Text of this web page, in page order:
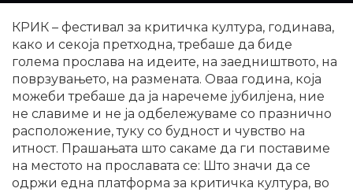
КРИК – фестивал за критичка култура, годинава,
како и секоја претходна, требаше да биде
голема прослава на идеите, на заедништвото, на
поврзувањето, на размената. Оваа година, која
можеби требаше да ја наречеме јубилјена, ние
не славиме и не ја одбележуваме со празнично
расположение, туку со будност и чувство на
итност. Прашањата што сакаме да ги поставиме
на местото на прославата се: Што значи да се
одржи една платформа за критичка култура, во